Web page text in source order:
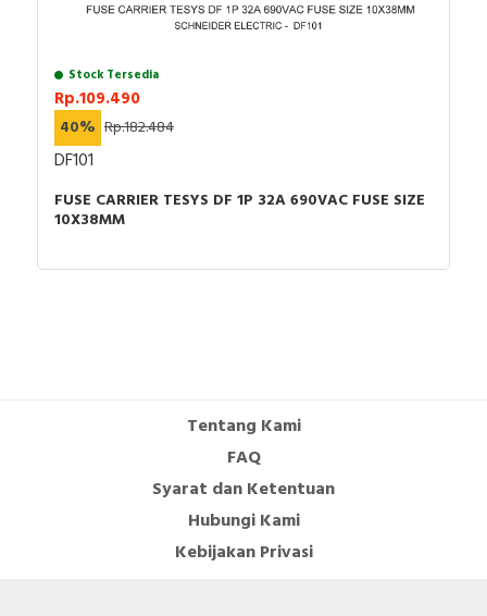
Stock Tersedia
Rp.109.490
40% Rp.182.484
DF101
FUSE CARRIER TESYS DF 1P 32A 690VAC FUSE SIZE
10X38MM
Tentang Kami
FAQ
Syarat dan Ketentuan
Hubungi Kami
Kebijakan Privasi